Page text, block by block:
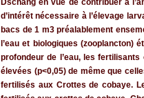
Dschang en vue de contribuer à
d’intérêt nécessaire à l’élevage
bacs de 1 m3 préalablement
l’eau et biologiques
profondeur de l’eau, les
élevées (p<0,05) de même que
fertilisés aux Crottes de cobaye.